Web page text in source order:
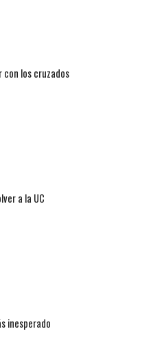
con los cruzados
a la UC
inesperado